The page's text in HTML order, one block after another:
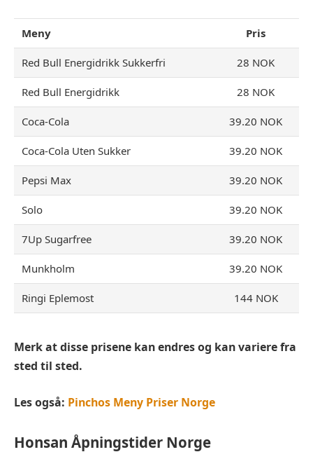
Meny Pris
Red Bull Energidrikk Sukkerfri 28 NOK
Red Bull Energidrikk 28 NOK
Coca-Cola 39.20 NOK
Coca-Cola Uten Sukker 39.20 NOK
Pepsi Max 39.20 NOK
Solo 39.20 NOK
7Up Sugarfree 39.20 NOK
Munkholm 39.20 NOK
Ringi Eplemost 144 NOK
Merk at disse prisene kan endres og kan variere fra
sted til sted.
Les også: Pinchos Meny Priser Norge
Honsan Åpningstider Norge